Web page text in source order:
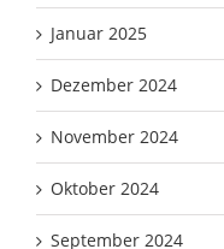
Januar 2025
Dezember 2024
November 2024
Oktober 2024
September 2024